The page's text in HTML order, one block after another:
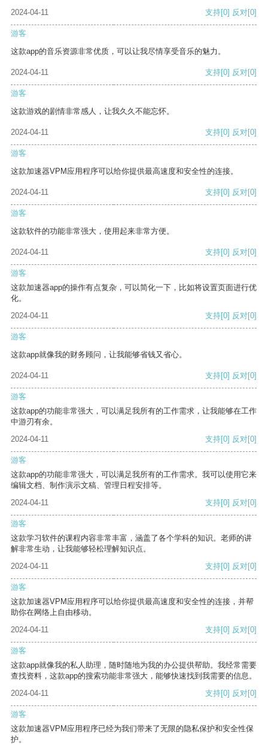
2024-04-11 支持[0] 反对[0]
游客
这款app的音乐资源非常优质，可以让我尽情享受音乐的魅力。
2024-04-11 支持[0] 反对[0]
游客
这款游戏的剧情非常感人，让我久久不能忘怀。
2024-04-11 支持[0] 反对[0]
游客
这款加速器VPM应用程序可以给你提供最高速度和安全性的连接。
2024-04-11 支持[0] 反对[0]
游客
这款软件的功能非常强大，使用起来非常方便。
2024-04-11 支持[0] 反对[0]
游客
这款加速器app的操作有点复杂，可以简化一下，比如将设置页面进行优
化。
2024-04-11
支持[0] 反对[0]
游客
这款app就像我的财务顾问，让我能够省钱又省心。
2024-04-11 支持[0] 反对[0]
游客
这款app的功能非常强大，可以满足我所有的工作需求，让我能够在工作
中游刃有余。
2024-04-11
支持[0] 反对[0]
游客
这款app的功能非常强大，可以满足我所有的工作需求。我可以使用它来
编辑文档、制作演示文稿、管理日程安排等。
2024-04-11
支持[0] 反对[0]
游客
这款学习软件的课程内容非常丰富，涵盖了各个学科的知识。老师的讲
解非常生动，让我能够轻松理解知识点。
2024-04-11
支持[0] 反对[0]
游客
这款加速器VPM应用程序可以给你提供最高速度和安全性的连接，并帮
助你在网络上自由移动。
2024-04-11
支持[0] 反对[0]
游客
这款app就像我的私人助理，随时随地为我的办公提供帮助。我经常需要
查找资料，这款app的搜索功能非常强大，能够快速找到我需要的信息。
2024-04-11
支持[0] 反对[0]
游客
这款加速器VPM应用程序已经为我们带来了无限的隐私保护和安全性保
护。